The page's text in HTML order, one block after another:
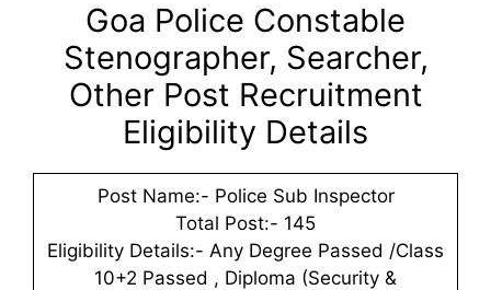
Goa Police Constable
Stenographer, Searcher,
Other Post Recruitment
Eligibility Details
Post Name:- Police Sub Inspector
Total Post:- 145
Eligibility Details:- Any Degree Passed /Class
10+2 Passed , Diploma (Security &